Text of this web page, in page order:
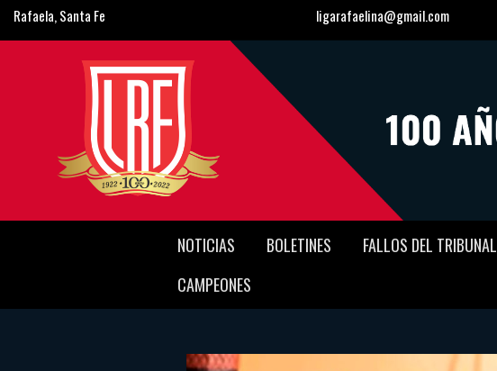
Rafaela, Santa Fe ligarafaelina@gmail.com
NOTICIAS BOLETINES FALLOS DEL TRIBUNAL
CAMPEONES